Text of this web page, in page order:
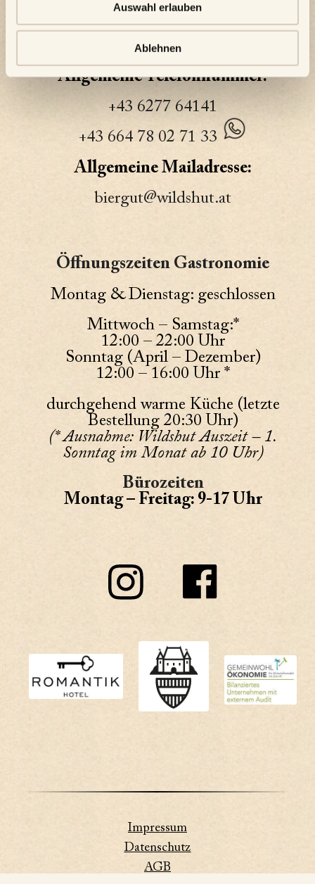
Auswahl erlauben
Ablehnen
STIEGL-GUT WILDSHUT
WILDSHUT 8, 5120 ST.
PANTALEON
Allgemeine Telefonnummer:
+43 6277 64141
+43 664 78 02 71 33
Allgemeine Mailadresse:
biergut@wildshut.at
Öffnungszeiten Gastronomie
Montag & Dienstag: geschlossen
Mittwoch – Samstag:*
12:00 – 22:00 Uhr
Sonntag (April – Dezember)
12:00 – 16:00 Uhr *
durchgehend warme Küche (letzte
Bestellung 20:30 Uhr)
(* Ausnahme: Wildshut Auszeit – 1.
Sonntag im Monat ab 10 Uhr)
Bürozeiten
Montag – Freitag: 9-17 Uhr
Impressum
Datenschutz
AGB